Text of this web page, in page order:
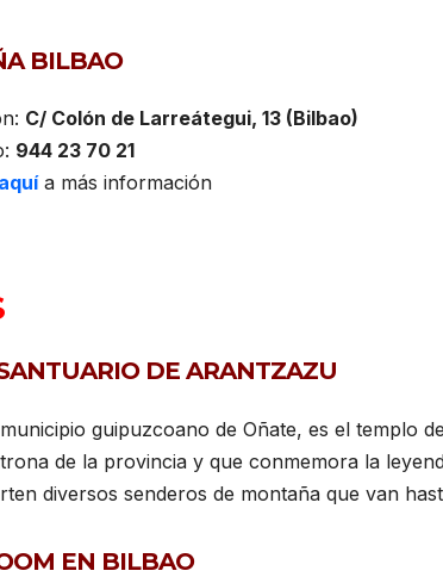
BILBAO
C/ Colón de Larreátegui, 13 (Bilbao)
944 23 70 21
aquí a más información
DE ARANTZAZU
guipuzcoano de Oñate, es el templo
de la provincia y que conmemora la
diversos senderos de montaña que van
EN BILBAO